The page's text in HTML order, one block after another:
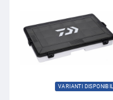
VARIANTI DISPONIBILI